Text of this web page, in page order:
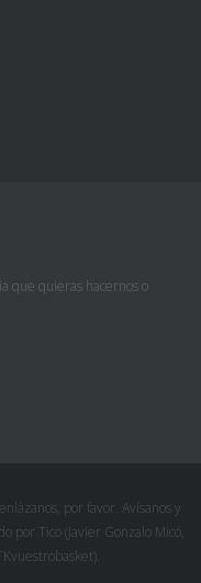
que quieras hacernos o
por favor. Avísanos y
por Tico (Javier Gonzalo Micó,